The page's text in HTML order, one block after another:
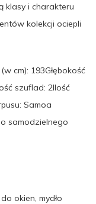
klasy i charakteru
kolekcji ociepli
cm): 193Głębokość
szuflad: 2Ilość
Samoa
samodzielnego
okien, mydło